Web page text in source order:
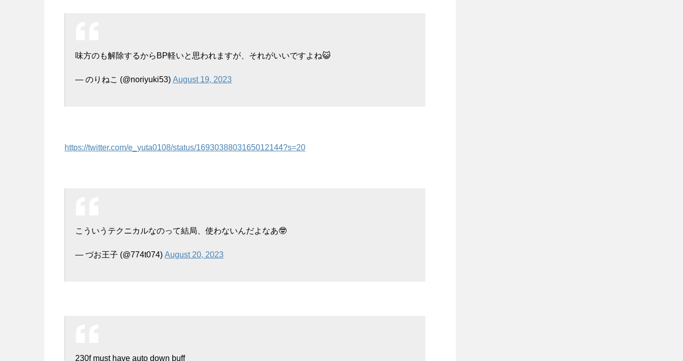
味方のも解除するからBP軽いと思われますが、それがいいですよね😺
— のりねこ (@noriyuki53) August 19, 2023
https://twitter.com/e_yuta0108/status/1693038803165012144?s=20
こういうテクニカルなのって結局、使わないんだよなあ🤓
— づお王子 (@774t074) August 20, 2023
230f must have auto down buff